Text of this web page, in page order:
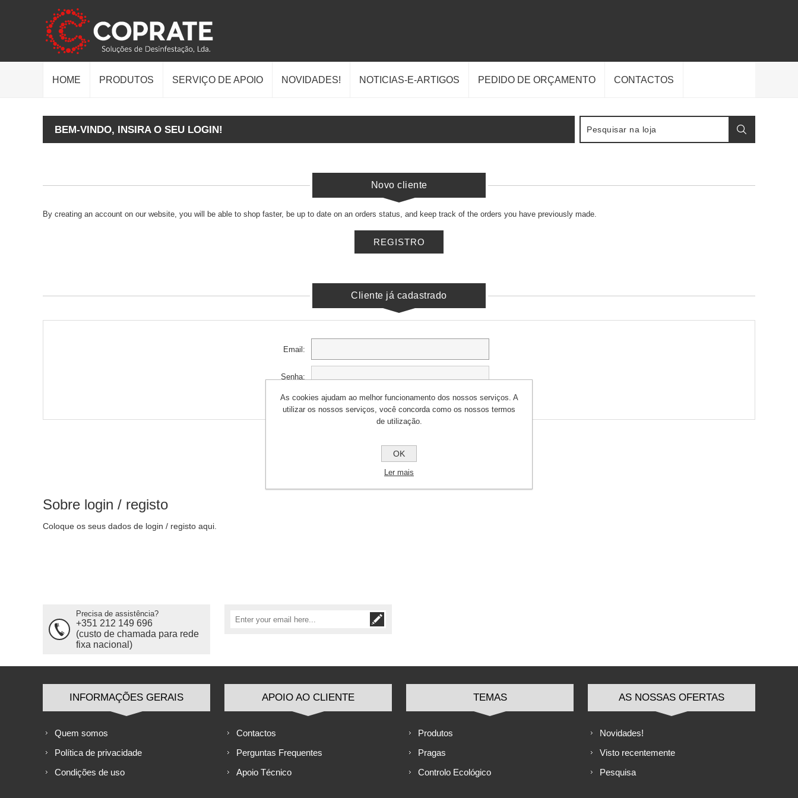
HOME PRODUTOS SERVIÇO DE APOIO NOVIDADES! NOTICIAS-E-ARTIGOS PEDIDO DE ORÇAMENTO CONTACTOS
BEM-VINDO, INSIRA O SEU LOGIN!
Novo cliente
By creating an account on our website, you will be able to shop faster, be up to date on an orders status, and keep track of the orders you have previously made.
Cliente já cadastrado
Email:
Senha:
Sobre login / registo
Coloque os seus dados de login / registo aqui.
Precisa de assistência?
+351 212 149 696
(custo de chamada para rede
fixa nacional)
INFORMAÇÕES GERAIS
Quem somos
Política de privacidade
Condições de uso
APOIO AO CLIENTE
Contactos
Perguntas Frequentes
Apoio Técnico
TEMAS
Produtos
Pragas
Controlo Ecológico
AS NOSSAS OFERTAS
Novidades!
Visto recentemente
Pesquisa
As cookies ajudam ao melhor funcionamento dos nossos serviços. A
utilizar os nossos serviços, você concorda como os nossos termos
de utilização.
OK
Ler mais